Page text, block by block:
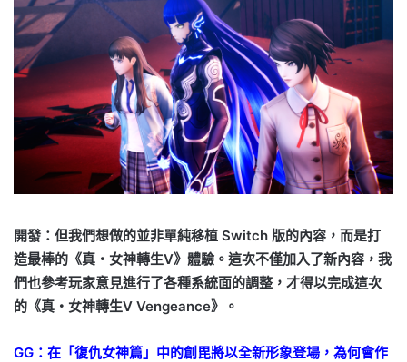
開發：但我們想做的並非單純移植 Switch 版的內容，而是打
造最棒的《真・女神轉生Ⅴ》體驗。這次不僅加入了新內容，我
們也參考玩家意見進行了各種系統面的調整，才得以完成這次
的《真・女神轉生Ⅴ Vengeance》。
GG：在「復仇女神篇」中的創毘將以全新形象登場，為何會作